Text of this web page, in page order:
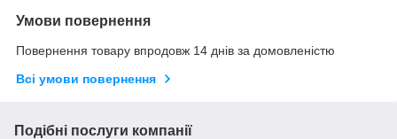
Умови повернення
Повернення товару впродовж 14 днів за домовленістю
Всі умови повернення
Подібні послуги компанії